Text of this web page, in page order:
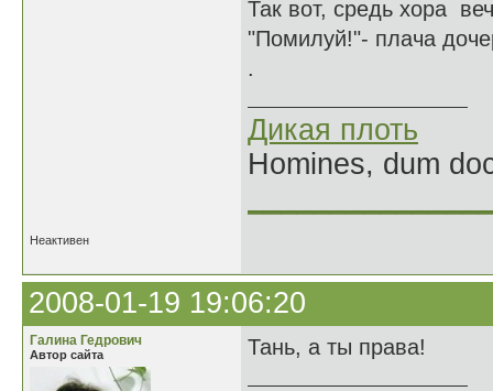
Так вот, средь хора
"Помилуй!"- плача
.
Дикая плоть
Homines, dum
Неактивен
2008-01-19 19:06:20
Галина Гедрович
Автор сайта Тань, а ты права!